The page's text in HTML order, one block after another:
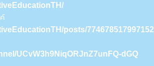
posts/774678517997152
UCvW3h9NiqORJnZ7unFQ-dGQ